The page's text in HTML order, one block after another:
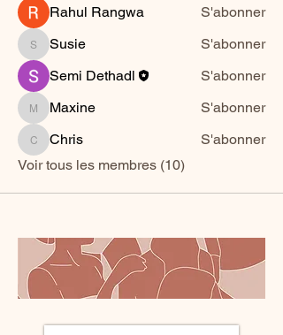
Rahul Rangwa S'abonner
SusieSusie
S'abonner
Semi Dethadl
S'abonner
MaxineMaxine S'abonner
ChrisChris
S'abonner
Voir tous les membres (10)